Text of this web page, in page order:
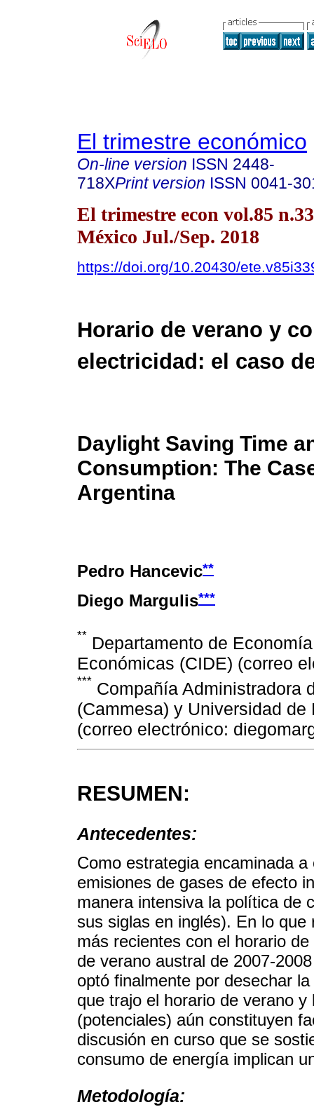
El trimestre económico
On-line version ISSN 2448-
718XPrint version ISSN 0041-
El trimestre econ vol.85
México Jul./Sep. 2018
https://doi.org/10.20430/
Horario de verano y
electricidad: el caso
Daylight Saving Time
Consumption: The
Argentina
Pedro Hancevic**
Diego Margulis***
** Departamento de
Económicas (CIDE) (correo
*** Compañía Administradora
(Cammesa) y Universidad
(correo electrónico:
RESUMEN:
Antecedentes:
Como estrategia encaminada
emisiones de gases de efecto
manera intensiva la política de
sus siglas en inglés). En lo
más recientes con el horario
de verano austral de 2007-
optó finalmente por desechar
que trajo el horario de verano
(potenciales) aún constituyen
discusión en curso que se
consumo de energía implican
Metodología: